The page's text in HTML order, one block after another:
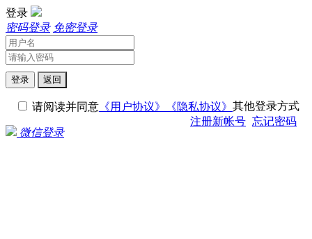
登录
密码登录 免密登录
登录 返回
请阅读并同意 《用户协议》
《隐私协议》
注册新帐号 忘记密码
其他登录方式
微信登录